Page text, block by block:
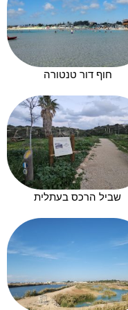
חוף דור טנטורה
שביל הרכס בעתלית